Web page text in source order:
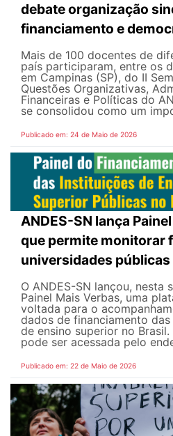
debate organização
financiamento e
Mais de 100 docentes de
país participaram, entre os
em Campinas (SP), do II
Questões Organizativas,
Financeiras e Políticas do
se consolidou como um
Publicado em: 24 de Maio de 2026
ANDES-SN lança
que permite monitorar
universidades públicas
O ANDES-SN lançou, nesta
Painel Mais Verbas, uma
voltada para o
dados de financiamento
de ensino superior no
pode ser acessada pelo
Publicado em: 22 de Maio de 2026